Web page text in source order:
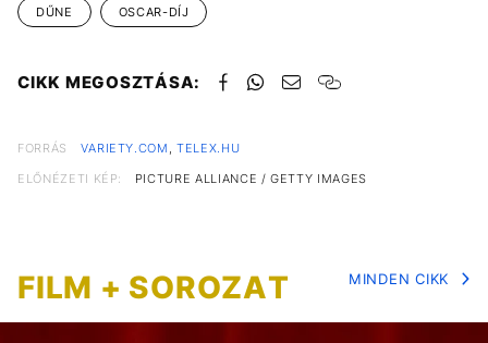
DŰNE OSCAR-DÍJ
CIKK MEGOSZTÁSA:
FORRÁS VARIETY.COM ,TELEX.HU
ELŐNÉZETI KÉP:
PICTURE ALLIANCE / GETTY IMAGES
FILM + SOROZAT MINDEN CIKK